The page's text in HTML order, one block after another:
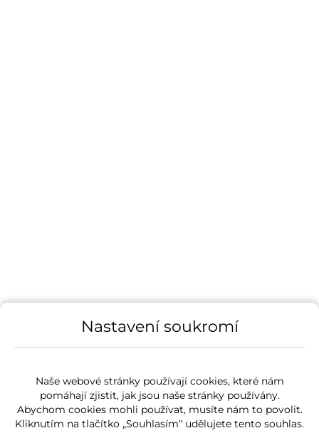
Nastavení soukromí
Naše webové stránky používají cookies, které nám
pomáhají zjistit, jak jsou naše stránky používány.
Abychom cookies mohli používat, musíte nám to povolit.
Kliknutím na tlačítko „Souhlasím“ udělujete tento souhlas.